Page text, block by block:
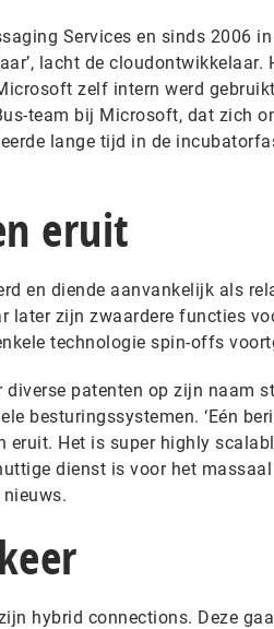
Services en sinds 2006
lacht de
zelf intern werd
team bij Microsoft, dat zich
lange tijd in de
eruit
en diende aanvankelijk als
later zijn zwaardere functies
technologie spin-offs
patenten op zijn naam
besturingssystemen. ‘Eén
Het is super highly
dienst is voor het
nieuws.
hybrid connections. Deze